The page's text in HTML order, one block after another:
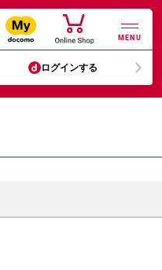
MENU
ログインする